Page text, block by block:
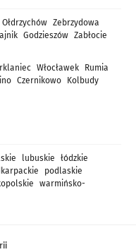
Ołdrzychów Zebrzydowa
Godzieszów Zabłocie
Włocławek
Rumia
Czernikowo
Kolbudy
lubuskie
łódzkie
podlaskie
warmińsko-